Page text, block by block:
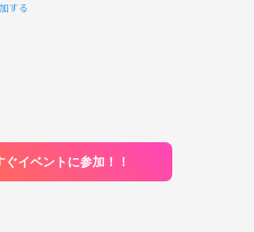
する
ぐイベントに参加！！